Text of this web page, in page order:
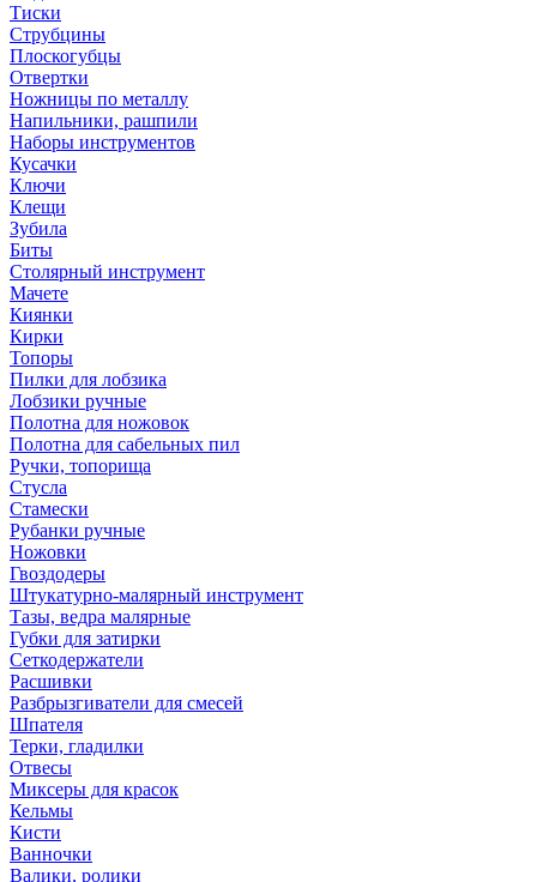
Тиски
Струбцины
Плоскогубцы
Отвертки
Ножницы по металлу
Напильники, рашпили
Наборы инструментов
Кусачки
Ключи
Клещи
Зубила
Биты
Столярный инструмент
Мачете
Киянки
Кирки
Топоры
Пилки для лобзика
Лобзики ручные
Полотна для ножовок
Полотна для сабельных пил
Ручки, топорища
Стусла
Стамески
Рубанки ручные
Ножовки
Гвоздодеры
Штукатурно-малярный инструмент
Тазы, ведра малярные
Губки для затирки
Сеткодержатели
Расшивки
Разбрызгиватели для смесей
Шпателя
Терки, гладилки
Отвесы
Миксеры для красок
Кельмы
Кисти
Ванночки
Валики, ролики